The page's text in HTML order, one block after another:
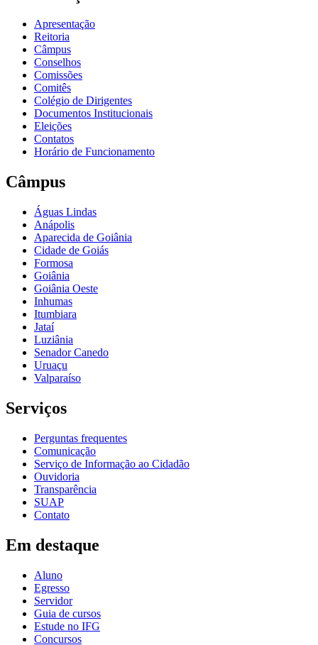
Apresentação
Reitoria
Câmpus
Conselhos
Comissões
Comitês
Colégio de Dirigentes
Documentos Institucionais
Eleições
Contatos
Horário de Funcionamento
Câmpus
Águas Lindas
Anápolis
Aparecida de Goiânia
Cidade de Goiás
Formosa
Goiânia
Goiânia Oeste
Inhumas
Itumbiara
Jataí
Luziânia
Senador Canedo
Uruaçu
Valparaíso
Serviços
Perguntas frequentes
Comunicação
Serviço de Informação ao Cidadão
Ouvidoria
Transparência
SUAP
Contato
Em destaque
Aluno
Egresso
Servidor
Guia de cursos
Estude no IFG
Concursos